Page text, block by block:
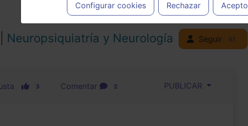
Configurar cookies Rechazar Acepto
Neuropsiquiatría y Neurología Seguir 51
3 Comentar 2 PUBLICAR